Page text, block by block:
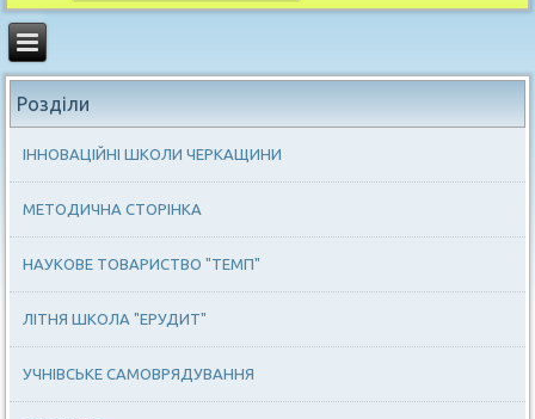
Розділи
ІННОВАЦІЙНІ ШКОЛИ ЧЕРКАЩИНИ
МЕТОДИЧНА СТОРІНКА
НАУКОВЕ ТОВАРИСТВО "ТЕМП"
ЛІТНЯ ШКОЛА "ЕРУДИТ"
УЧНІВСЬКЕ САМОВРЯДУВАННЯ